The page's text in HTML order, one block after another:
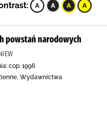
powstań narodowych
cop. 1996
Wydawnictwa